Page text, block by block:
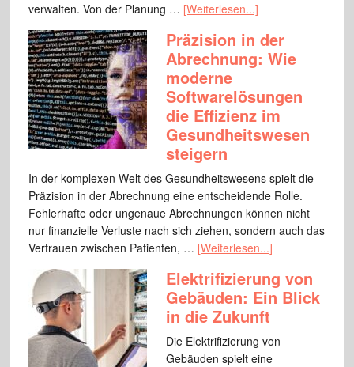
verwalten. Von der Planung … [Weiterlesen...]
Präzision in der
Abrechnung: Wie
moderne
Softwarelösungen
die Effizienz im
Gesundheitswesen
steigern
In der komplexen Welt des Gesundheitswesens spielt die
Präzision in der Abrechnung eine entscheidende Rolle.
Fehlerhafte oder ungenaue Abrechnungen können nicht
nur finanzielle Verluste nach sich ziehen, sondern auch das
Vertrauen zwischen Patienten, … [Weiterlesen...]
Elektrifizierung von
Gebäuden: Ein Blick
in die Zukunft
Die Elektrifizierung von
Gebäuden spielt eine